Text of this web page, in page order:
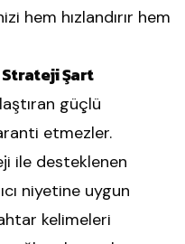
hem hızlandırır hem
Strateji Şart
güçlü
etmezler.
ile desteklenen
niyetine uygun
kelimeleri